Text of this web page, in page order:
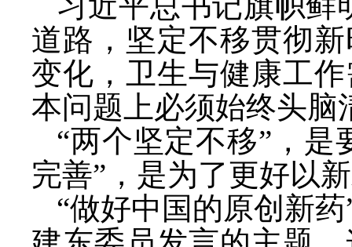
道路，坚定不移贯彻
变化，卫生与健康工
本问题上必须始终头脑
“两个坚定不移”，是
完善”，是为了更好以
“做好中国的原创新